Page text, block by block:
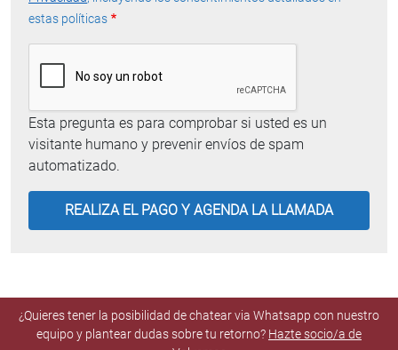
estas políticas
Esta pregunta es para comprobar si usted es un
visitante humano y prevenir envíos de spam
automatizado.
¿Quieres tener la posibilidad de chatear via Whatsapp con nuestro
equipo y plantear dudas sobre tu retorno? Hazte socio/a de